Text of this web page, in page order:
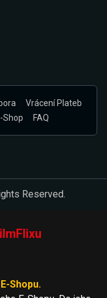
Vrácení Plateb
Shop FAQ
Reserved.
Shopu.